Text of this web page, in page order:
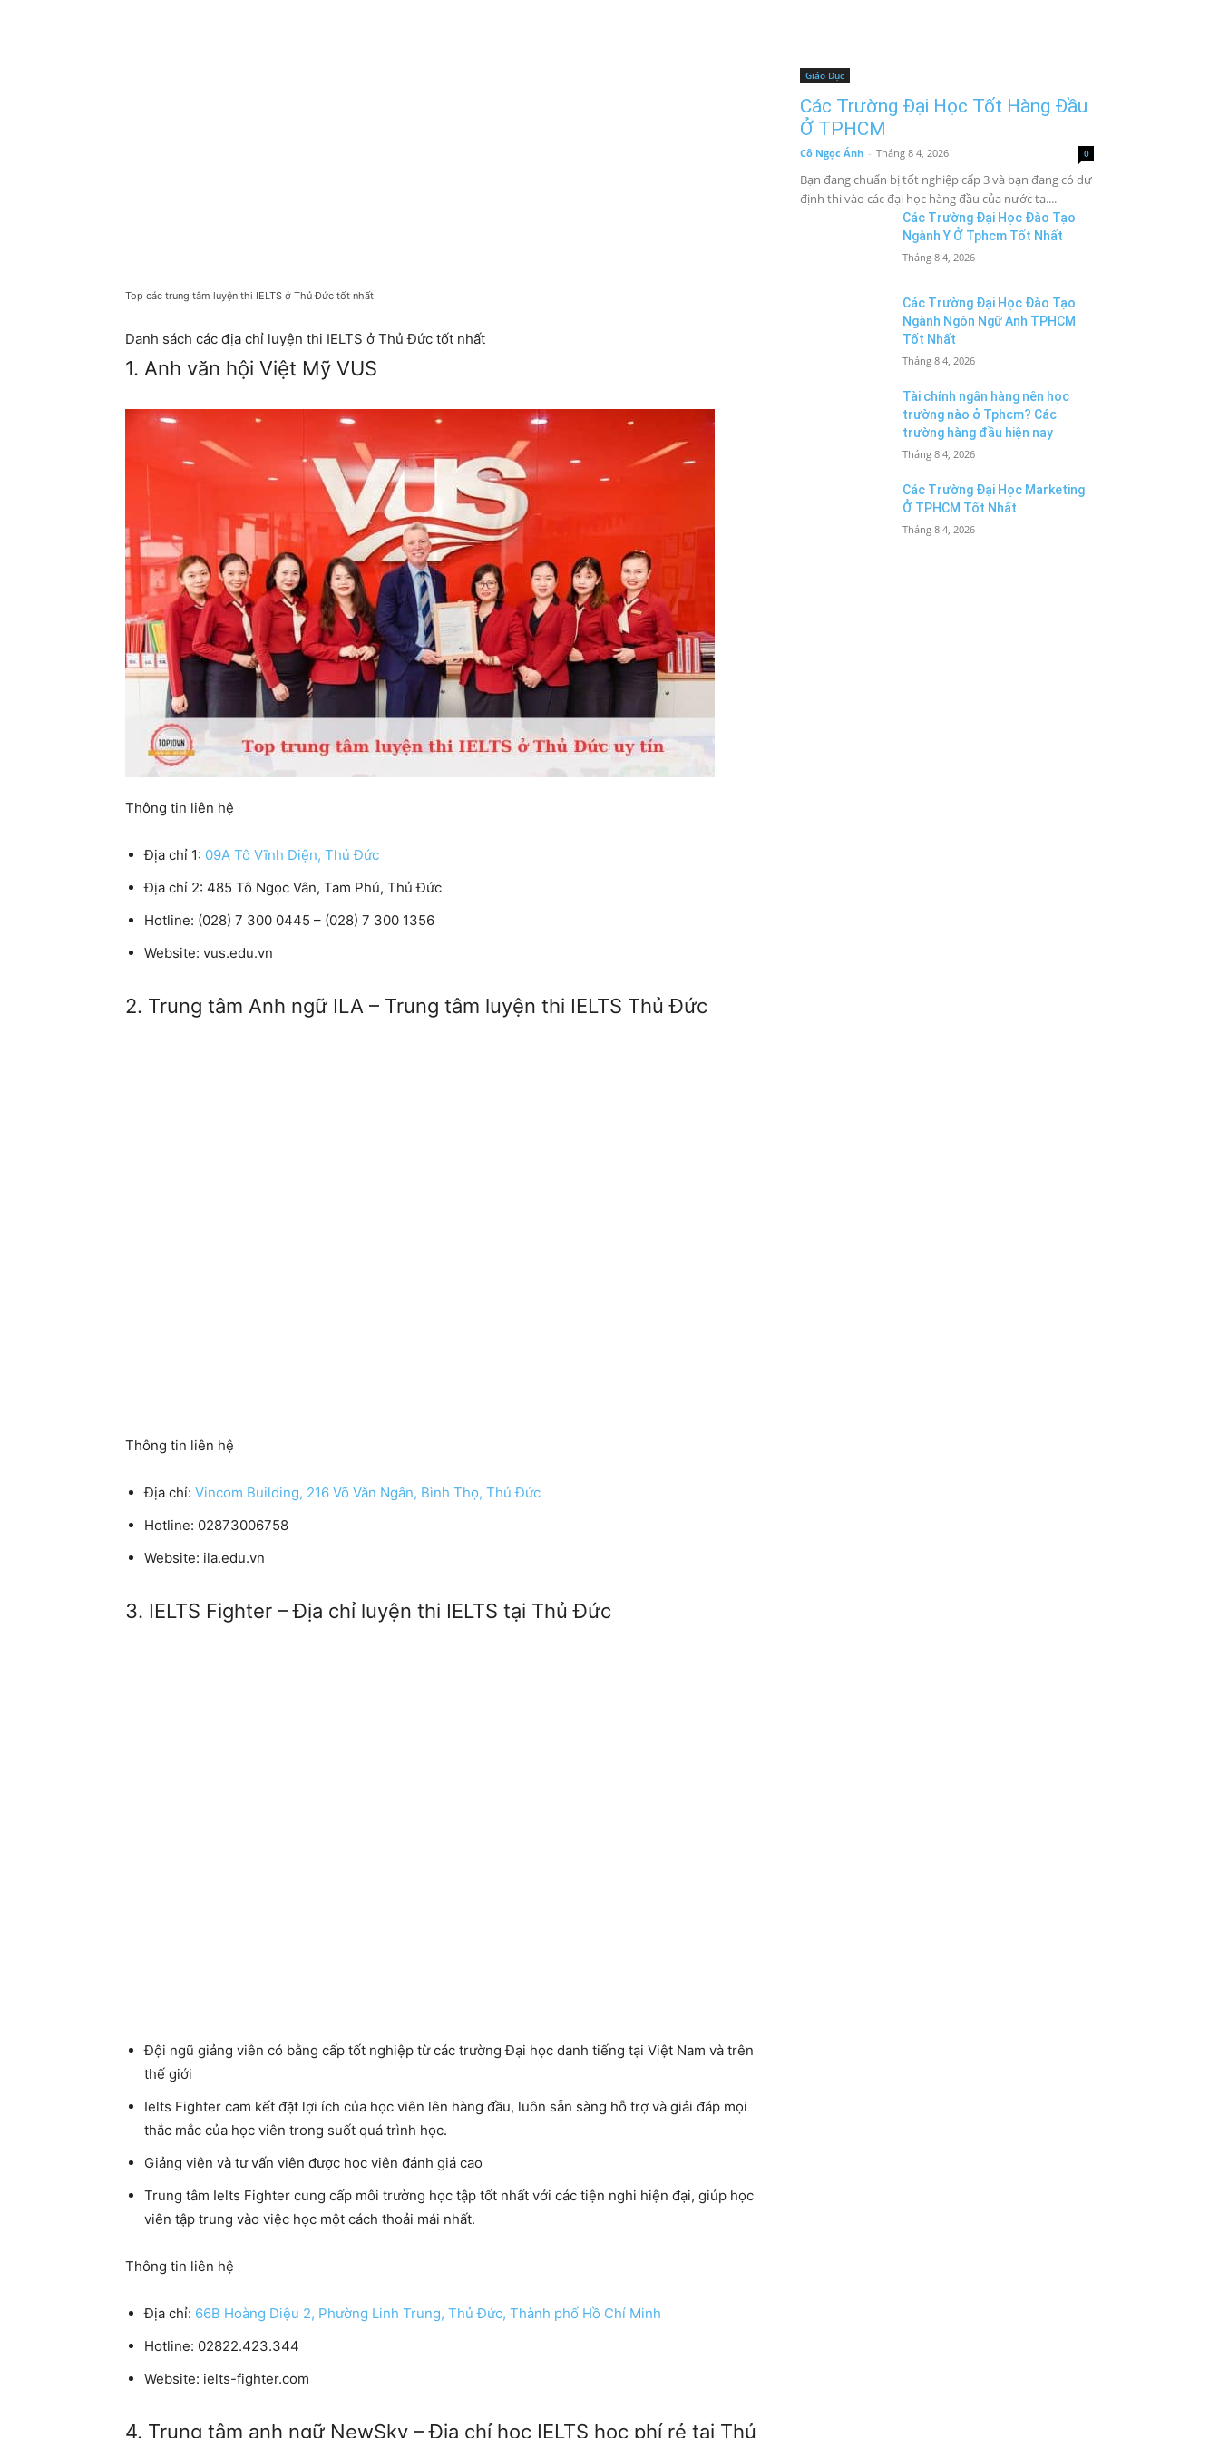
Top các trung tâm luyện thi IELTS ở Thủ Đức tốt nhất
Danh sách các địa chỉ luyện thi IELTS ở Thủ Đức tốt nhất
1. Anh văn hội Việt Mỹ VUS
Thông tin liên hệ
Địa chỉ 1: 09A Tô Vĩnh Diện, Thủ Đức
Địa chỉ 2: 485 Tô Ngọc Vân, Tam Phú, Thủ Đức
Hotline: (028) 7 300 0445 – (028) 7 300 1356
Website: vus.edu.vn
2. Trung tâm Anh ngữ ILA – Trung tâm luyện thi IELTS Thủ Đức
Thông tin liên hệ
Địa chỉ: Vincom Building, 216 Võ Văn Ngân, Bình Thọ, Thủ Đức
Hotline: 02873006758
Website: ila.edu.vn
3. IELTS Fighter – Địa chỉ luyện thi IELTS tại Thủ Đức
Đội ngũ giảng viên có bằng cấp tốt nghiệp từ các trường Đại học danh tiếng tại Việt Nam và trên
thế giới
Ielts Fighter cam kết đặt lợi ích của học viên lên hàng đầu, luôn sẵn sàng hỗ trợ và giải đáp mọi
thắc mắc của học viên trong suốt quá trình học.
Giảng viên và tư vấn viên được học viên đánh giá cao
Trung tâm Ielts Fighter cung cấp môi trường học tập tốt nhất với các tiện nghi hiện đại, giúp học
viên tập trung vào việc học một cách thoải mái nhất.
Thông tin liên hệ
Địa chỉ: 66B Hoàng Diệu 2, Phường Linh Trung, Thủ Đức, Thành phố Hồ Chí Minh
Hotline: 02822.423.344
Website: ielts-fighter.com
4. Trung tâm anh ngữ NewSky – Địa chỉ học IELTS học phí rẻ tại Thủ
Giáo Dục
Các Trường Đại Học Tốt Hàng Đầu
Ở TPHCM
Cô Ngọc Ánh - Tháng 8 4, 2026 0
Bạn đang chuẩn bị tốt nghiệp cấp 3 và bạn đang có dự
định thi vào các đại học hàng đầu của nước ta....
Các Trường Đại Học Đào Tạo
Ngành Y Ở Tphcm Tốt Nhất
Tháng 8 4, 2026
Các Trường Đại Học Đào Tạo
Ngành Ngôn Ngữ Anh TPHCM
Tốt Nhất
Tháng 8 4, 2026
Tài chính ngân hàng nên học
trường nào ở Tphcm? Các
trường hàng đầu hiện nay
Tháng 8 4, 2026
Các Trường Đại Học Marketing
Ở TPHCM Tốt Nhất
Tháng 8 4, 2026